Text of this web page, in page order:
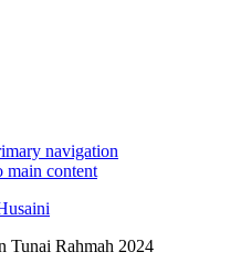
navigation
main content
Tunai Rahmah 2024